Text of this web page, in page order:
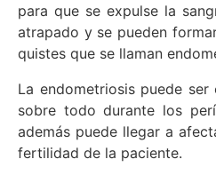
para que se expulse la
atrapado y se pueden
quistes que se llaman
La endometriosis puede ser
sobre todo durante los
además puede llegar a
fertilidad de la paciente.